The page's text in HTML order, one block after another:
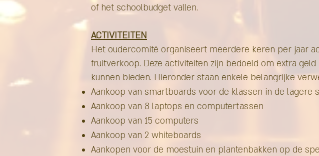
of het schoolbudget vallen.
ACTIVITEITEN
Het oudercomité organiseert meerdere keren per jaar
fruitverkoop. Deze activiteiten zijn bedoeld om extra
kunnen bieden. Hieronder staan enkele belangrijke
Aankoop van smartboards voor de klassen in de lagere
Aankoop van 8 laptops en computertassen
Aankoop van 15 computers
Aankoop van 2 whiteboards
Aankopen voor de moestuin en plantenbakken op de